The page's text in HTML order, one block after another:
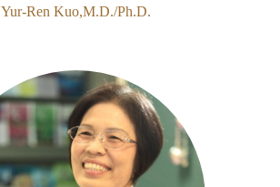
Yur-Ren Kuo,M.D./Ph.D.